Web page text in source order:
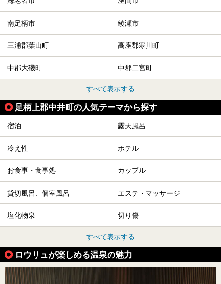
南足柄市 綾瀬市
三浦郡葉山町 高座郡寒川町
中郡大磯町 中郡二宮町
すべて表示する
足柄上郡中井町の人気テーマから探す
宿泊 露天風呂
冷え性 ホテル
お食事・食事処 カップル
貸切風呂、個室風呂 エステ・マッサージ
塩化物泉 切り傷
すべて表示する
ロウリュが楽しめる温泉の魅力